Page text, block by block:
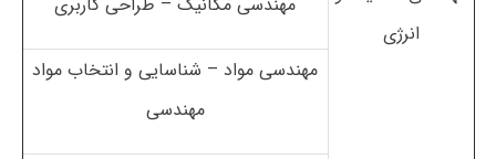
انرژی
مهندسی مواد – شناسایی و انتخاب مواد
مهندسی